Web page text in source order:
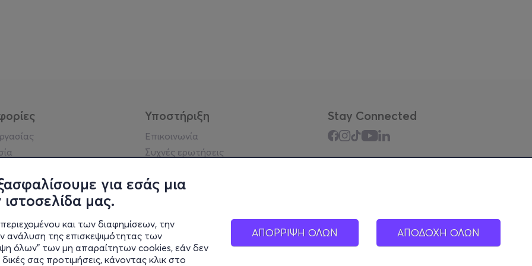
για εσάς μια
μας.
και των διαφημίσεων, την
ανάλυση της επισκεψιμότητας των
όλων" των μη απαραίτητων cookies, εάν δεν
σας προτιμήσεις, κάνοντας κλικ στο
ΑΠΟΡΡΙΨΗ ΟΛΩΝ ΑΠΟΔΟΧΗ ΟΛΩΝ
απορρήτου
στοιχεία
Υποστήριξη
Επικοινωνία
Συχνές ερωτήσεις
Υπηρεσίες
Σύνδεση reseller
Stay Connected